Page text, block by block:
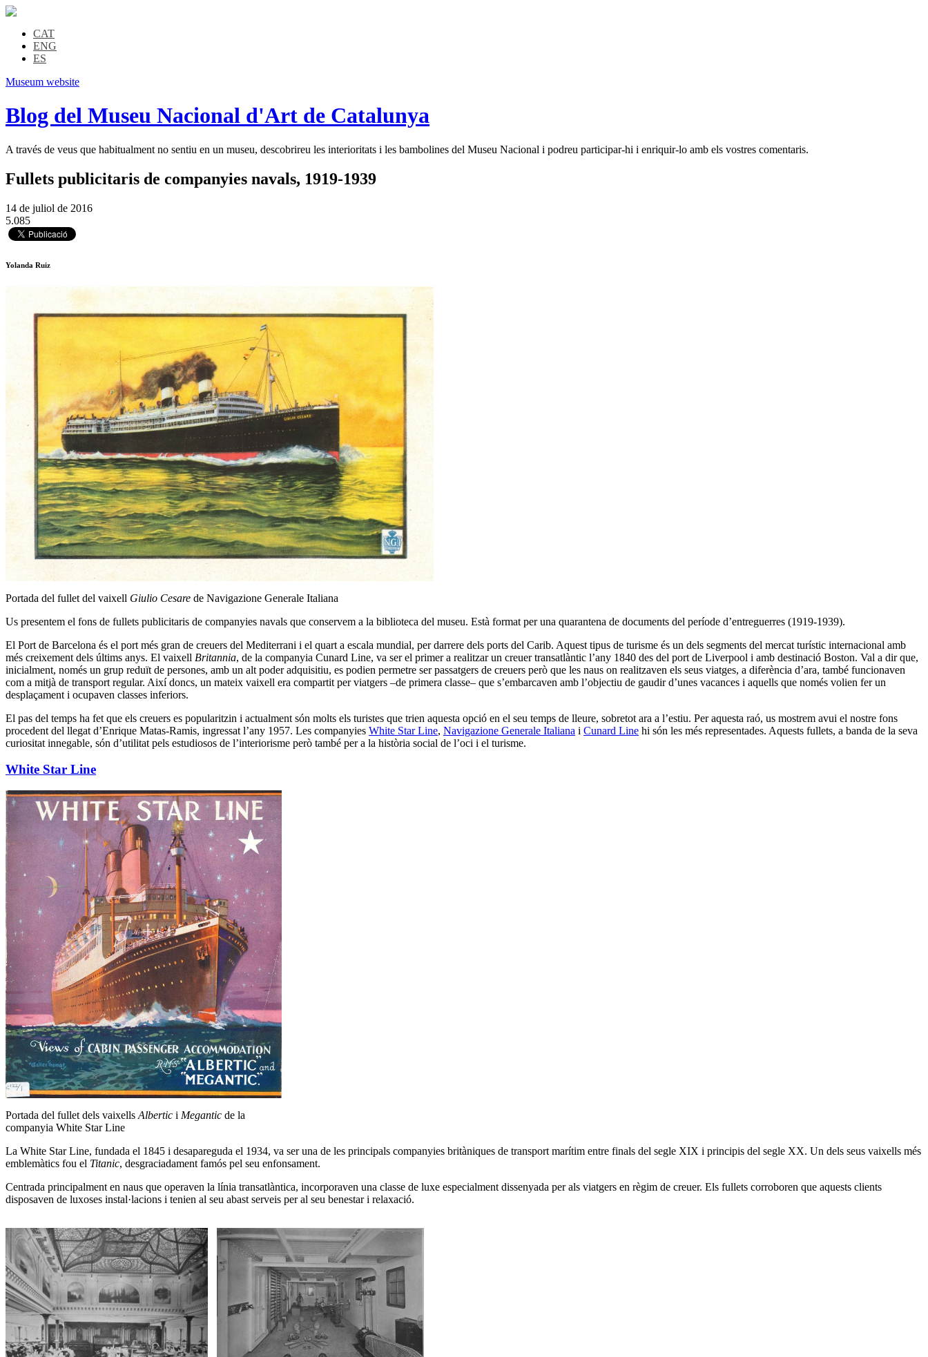
CAT
ENG
ES
Museum website
Blog del Museu Nacional d'Art de Catalunya
A través de veus que habitualment no sentiu en un museu, descobrireu les interioritats i les bambolines del Museu Nacional i podreu participar-hi i enriquir-lo amb els vostres comentaris.
Fullets publicitaris de companyies navals, 1919-1939
14 de juliol de 2016
5.085
Yolanda Ruiz
Portada del fullet del vaixell Giulio Cesare de Navigazione Generale Italiana
Us presentem el fons de fullets publicitaris de companyies navals que conservem a la biblioteca del museu. Està format per una quarantena de documents del període d’entreguerres (1919-1939).
El Port de Barcelona és el port més gran de creuers del Mediterrani i el quart a escala mundial, per darrere dels ports del Carib. Aquest tipus de turisme és un dels segments del mercat turístic internacional amb
més creixement dels últims anys. El vaixell Britannia, de la companyia Cunard Line, va ser el primer a realitzar un creuer transatlàntic l’any 1840 des del port de Liverpool i amb destinació Boston. Val a dir que,
inicialment, només un grup reduït de persones, amb un alt poder adquisitiu, es podien permetre ser passatgers de creuers però que les naus on realitzaven els seus viatges, a diferència d’ara, també funcionaven
com a mitjà de transport regular. Així doncs, un mateix vaixell era compartit per viatgers –de primera classe– que s’embarcaven amb l’objectiu de gaudir d’unes vacances i aquells que només volien fer un
desplaçament i ocupaven classes inferiors.
El pas del temps ha fet que els creuers es popularitzin i actualment són molts els turistes que trien aquesta opció en el seu temps de lleure, sobretot ara a l’estiu. Per aquesta raó, us mostrem avui el nostre fons
procedent del llegat d’Enrique Matas-Ramis, ingressat l’any 1957. Les companyies White Star Line, Navigazione Generale Italiana i Cunard Line hi són les més representades. Aquests fullets, a banda de la seva
curiositat innegable, són d’utilitat pels estudiosos de l’interiorisme però també per a la història social de l’oci i el turisme.
White Star Line
Portada del fullet dels vaixells Albertic i Megantic de la
companyia White Star Line
La White Star Line, fundada el 1845 i desapareguda el 1934, va ser una de les principals companyies britàniques de transport marítim entre finals del segle XIX i principis del segle XX. Un dels seus vaixells més
emblemàtics fou el Titanic, desgraciadament famós pel seu enfonsament.
Centrada principalment en naus que operaven la línia transatlàntica, incorporaven una classe de luxe especialment dissenyada per als viatgers en règim de creuer. Els fullets corroboren que aquests clients
disposaven de luxoses instal·lacions i tenien al seu abast serveis per al seu benestar i relaxació.